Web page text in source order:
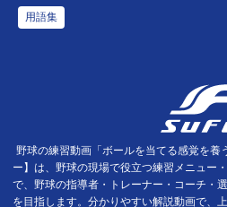
用語集
野球の練習動画「ボールを当てる感覚を養
ー】は、野球の現場で役立つ練習メニュー
で、野球の指導者・トレーナー・コーチ・
を目指します。分かりやすい解説動画で、